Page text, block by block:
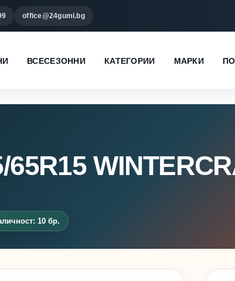
office@24gumi.bg
ВСЕСЕЗОННИ КАТЕГОРИИ МАРКИ
65R15
10 бр.